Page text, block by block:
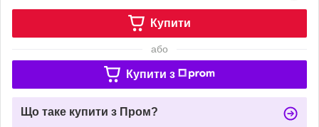
Купити
або
Купити з
Що таке купити з Пром?